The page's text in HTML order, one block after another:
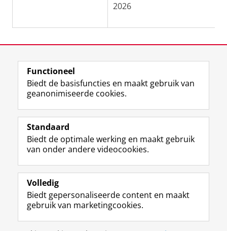
2026
View this page in:English
Volg de RUG
F
a
e
b
o
p
a
i
L
i
k
e
I
-
p
g
R
S
-
f
e
R
k
I
n
t
r
m
c
Y
o
T
e
k
a
Studiekiezers
Alumni
Over ons
Functioneel
Biedt de basisfuncties en maakt gebruik van
geanonimiseerde cookies.
Standaard
Biedt de optimale werking en maakt gebruik
van onder andere videocookies.
Volledig
Biedt gepersonaliseerde content en maakt
gebruik van marketingcookies.